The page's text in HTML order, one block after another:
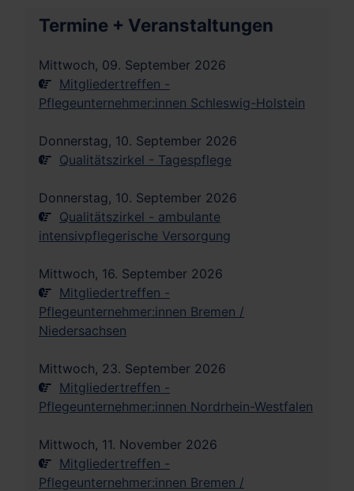
Termine + Veranstaltungen
Mittwoch, 09. September 2026
Mitgliedertreffen -
Pflegeunternehmer:innen Schleswig-Holstein
Donnerstag, 10. September 2026
Qualitätszirkel - Tagespflege
Donnerstag, 10. September 2026
Qualitätszirkel - ambulante
intensivpflegerische Versorgung
Mittwoch, 16. September 2026
Mitgliedertreffen -
Pflegeunternehmer:innen Bremen /
Niedersachsen
Mittwoch, 23. September 2026
Mitgliedertreffen -
Pflegeunternehmer:innen Nordrhein-Westfalen
Mittwoch, 11. November 2026
Mitgliedertreffen -
Pflegeunternehmer:innen Bremen /